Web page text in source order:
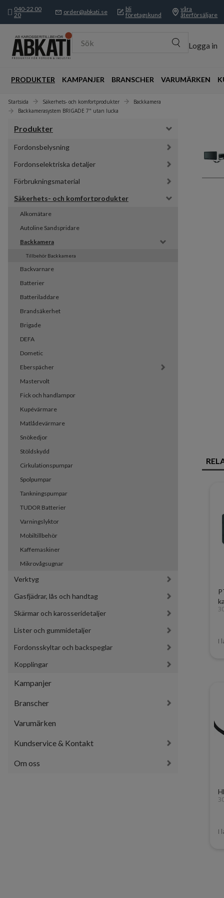
040-22 00
20
order@abkati.se
bli
företagskund
våra
återförsäljare
Sök Logga in
PRODUKTER KAMPANJER BRANSCHER VARUMÄRKEN
Startsida Säkerhets- och komfortprodukter
Backkamera
Backkamerasystem BRIGADE 7" utan lucka
Produkter
Fordonsbelysning
Fordonselektriska detaljer
Förbrukningsmaterial
Säkerhets- och komfortprodukter
Alkomätare
Autoline Sandspridare
Backkamera
Tillbehör Backkamera
Backvarnare
Batterier
Batteriladdare
Brandsäkerhet
Brigade
DEFA
Dometic
Eberspächer
Mastervolt
Fick och handlampor
Kupévärmare
Matlådevärmare
Snökedjor
Stöldskydd
Cirkulationspumpar
Spolpumpar
Tankningspumpar
TUDOR Batterier
Varningslyktor
Mobiltillbehör
Kaffemaskiner
Mikrovågsugnar
Verktyg
Gasfjädrar, lås och handtag
Skärmar och karosseridetaljer
Lister och gummidetaljer
Fordonsskyltar och backspeglar
Kopplingar
Kampanjer
Branscher
Varumärken
Kundservice & Kontakt
Om oss
I
I